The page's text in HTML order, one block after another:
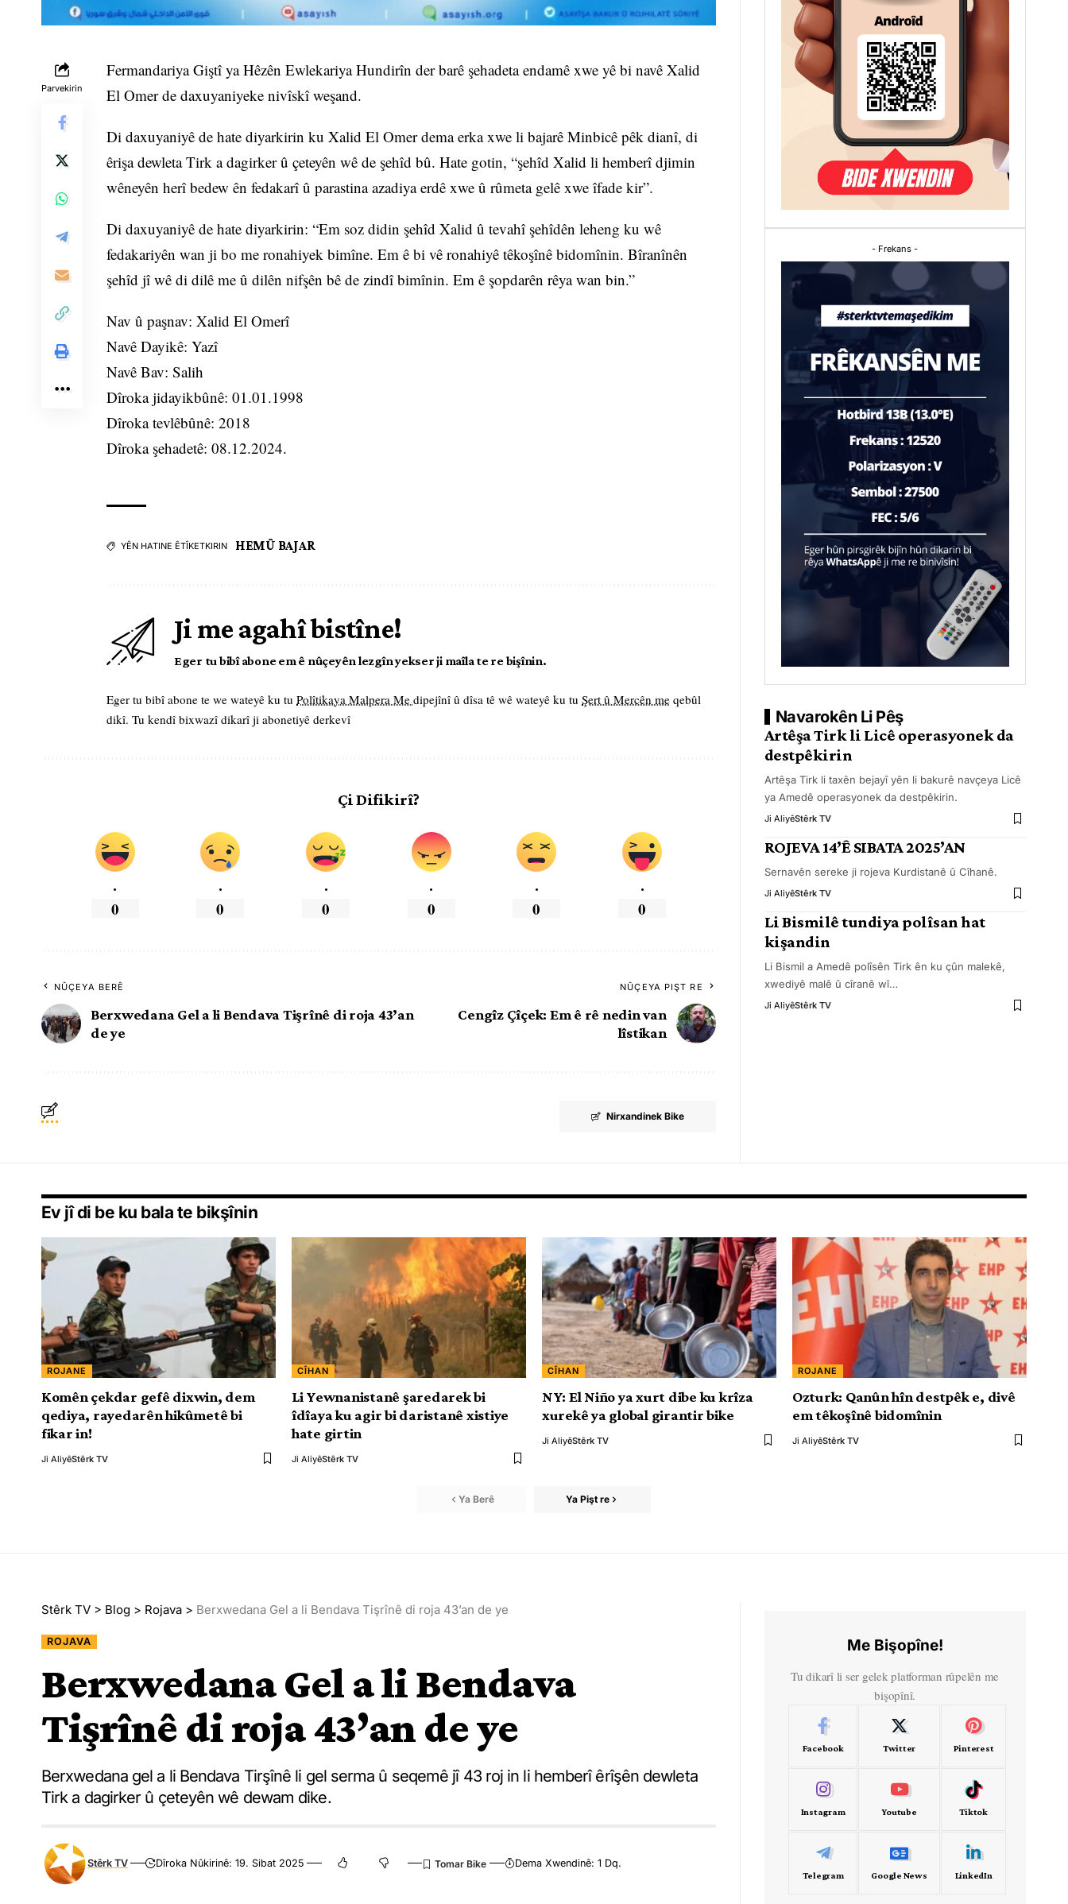
Parvekirin
Fermandariya Giştî ya Hêzên Ewlekariya Hundirîn der barê şehadeta endamê xwe yê bi navê Xalid
El Omer de daxuyaniyeke nivîskî weşand.
Di daxuyaniyê de hate diyarkirin ku Xalid El Omer dema erka xwe li bajarê Minbicê pêk dianî, di
êrişa dewleta Tirk a dagirker û çeteyên wê de şehîd bû. Hate gotin, “şehîd Xalid li hemberî djimin
wêneyên herî bedew ên fedakarî û parastina azadiya erdê xwe û rûmeta gelê xwe îfade kir”.
Di daxuyaniyê de hate diyarkirin: “Em soz didin şehîd Xalid û tevahî şehîdên leheng ku wê
fedakariyên wan ji bo me ronahiyek bimîne. Em ê bi vê ronahiyê têkoşînê bidomînin. Bîranînên
şehîd jî wê di dilê me û dilên nifşên bê de zindî bimînin. Em ê şopdarên rêya wan bin.”
Nav û paşnav: Xalid El Omerî
Navê Dayikê: Yazî
Navê Bav: Salih
Dîroka jidayikbûnê: 01.01.1998
Dîroka tevlêbûnê: 2018
Dîroka şehadetê: 08.12.2024.
YÊN HATINE ÊTÎKETKIRIN HEMÛ BAJAR
Ji me agahî bistîne!
Eger tu bibî abone em ê nûçeyên lezgîn yekser ji maîla te re bişînin.
Eger tu bibî abone te we wateyê ku tu Polîtikaya Malpera Me dipejînî û dîsa tê wê wateyê ku tu Şert û Mercên me qebûl
dikî. Tu kendî bixwazî dikarî ji abonetiyê derkevî
Çi Difikirî?
.
0
.
0
.
0
.
0
.
0
.
0
NÛÇEYA BERÊ
Berxwedana Gel a li Bendava Tişrînê di roja 43’an
de ye
NÛÇEYA PIŞT RE
Cengîz Çîçek: Em ê rê nedin van
lîstikan
Nirxandinek Bike
- Frekans -
Navarokên Li Pêş
Artêşa Tirk li Licê operasyonek da
destpêkirin
Artêşa Tirk li taxên bejayî yên li bakurê navçeya Licê
ya Amedê operasyonek da destpêkirin.
Ji AliyêStêrk TV
ROJEVA 14’Ê SIBATA 2025’AN
Sernavên sereke ji rojeva Kurdistanê û Cîhanê.
Ji AliyêStêrk TV
Li Bismilê tundiya polîsan hat
kişandin
Li Bismil a Amedê polîsên Tirk ên ku çûn malekê,
xwediyê malê û cîranê wî…
Ji AliyêStêrk TV
Ev jî di be ku bala te bikşînin
ROJANE
Komên çekdar gefê dixwin, dem
qediya, rayedarên hikûmetê bi
fikar in!
Ji AliyêStêrk TV
CÎHAN
Li Yewnanistanê şaredarek bi
îdîaya ku agir bi daristanê xistiye
hate girtin
Ji AliyêStêrk TV
CÎHAN
NY: El Niño ya xurt dibe ku krîza
xurekê ya global girantir bike
Ji AliyêStêrk TV
ROJANE
Ozturk: Qanûn hîn destpêk e, divê
em têkoşînê bidomînin
Ji AliyêStêrk TV
Ya Berê Ya Pişt re
Stêrk TV > Blog > Rojava > Berxwedana Gel a li Bendava Tişrînê di roja 43’an de ye
ROJAVA
Berxwedana Gel a li Bendava
Tişrînê di roja 43’an de ye
Berxwedana gel a li Bendava Tirşînê li gel serma û seqemê jî 43 roj in li hemberî êrîşên dewleta
Tirk a dagirker û çeteyên wê dewam dike.
Stêrk TV Dîroka Nûkirinê: 19. Sibat 2025 Dema Xwendinê: 1 Dq.
Me Bişopîne!
Tu dikarî li ser gelek platforman rûpelên me
bişopînî.
Facebook Twitter Pinterest
Instagram Youtube Tiktok
Telegram Google News LinkedIn